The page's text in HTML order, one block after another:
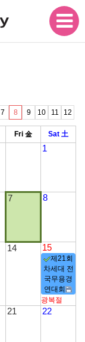
7 8 9 10 11 12
Fri 金 Sat 土
1
7 8
14 15
제21회
차세대 전
국무용경
연대회
광복절
21 22